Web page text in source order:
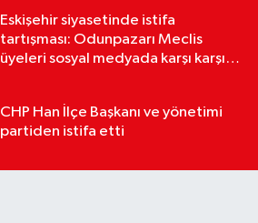
Eskişehir siyasetinde istifa
tartışması: Odunpazarı Meclis
üyeleri sosyal medyada karşı karşıya
CHP Han İlçe Başkanı ve yönetimi
partiden istifa etti